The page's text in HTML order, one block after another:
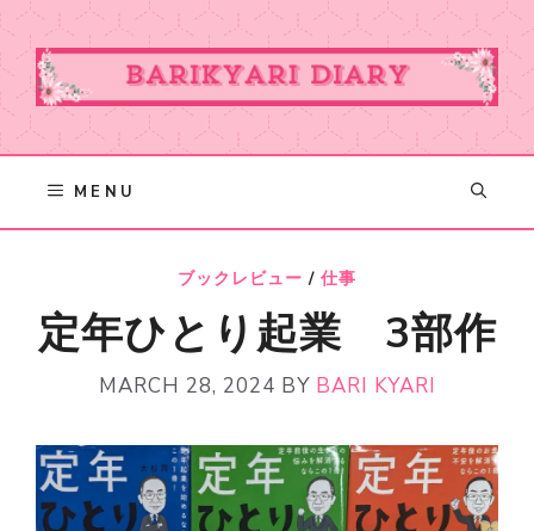
Skip
to
content
MENU
ブックレビュー / 仕事
定年ひとり起業 3部作
MARCH 28, 2024 BY BARI KYARI